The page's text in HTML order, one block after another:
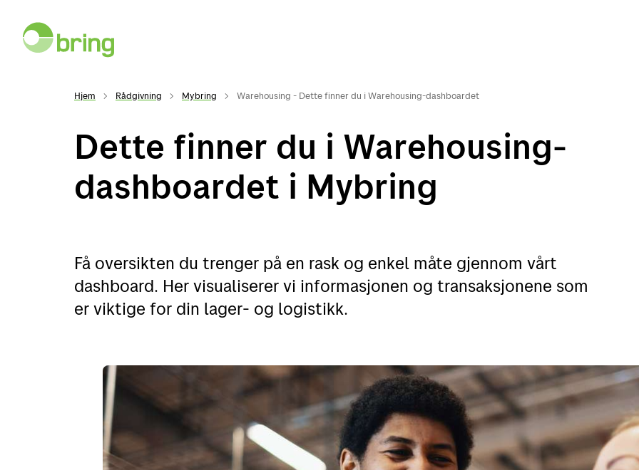
Hjem Rådgivning Mybring Warehousing - Dette finner du i Warehousing-dashboardet
Dette finner du i Warehousing-
dashboardet i Mybring
Få oversikten du trenger på en rask og enkel måte gjennom vårt
dashboard. Her visualiserer vi informasjonen og transaksjonene som
er viktige for din lager- og logistikk.